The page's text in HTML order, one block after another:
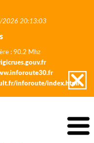
2026 20:13:03
: 90.2 Mhz
inforoute/index.html